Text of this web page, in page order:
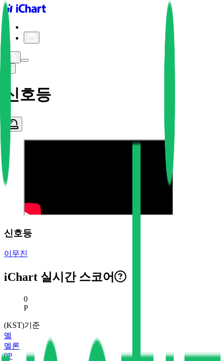
iChart logo
신호등
신호등
이무진
iChart 실시간 스코어
현재 스코어
0
P
(KST)기준
멜
멜론
0P